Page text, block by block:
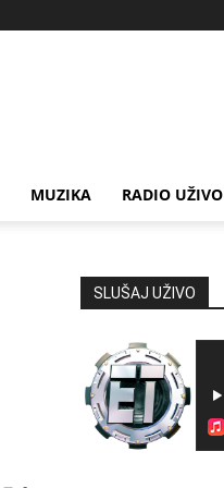
MUZIKA RADIO UŽIVO
SLUŠAJ UŽIVO